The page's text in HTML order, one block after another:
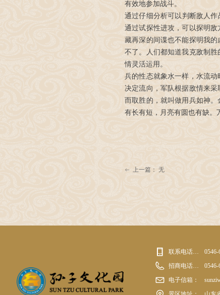
有效地参加战斗。
通过仔细分析可以判断敌人
通过试探性进攻，可以探明
藏再深的间谍也不能探明我
不了。人们都知道我克敌制
情灵活运用。
兵的性态就象水一样，水流
决定流向，军队根据敌情来
而取胜的，就叫做用兵如神
有长有短，月亮有圆也有缺。
ꂃ 上一篇： 无
联系电话：0546-6095555
0546-
招商电话：0546-6095555
0546-
电子信箱：